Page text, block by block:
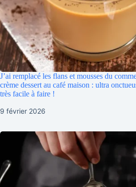
J’ai remplacé les flans et mousses du
crème dessert au café maison : ultra
très facile à faire !
9 février 2026